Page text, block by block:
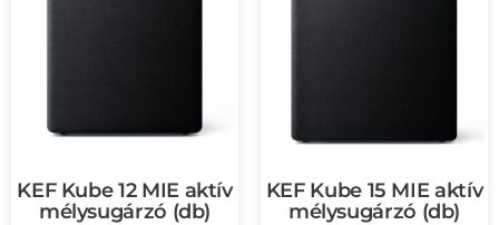
KEF Kube 12 MIE aktív
mélysugárzó (db)
KEF Kube 15 MIE aktív
mélysugárzó (db)